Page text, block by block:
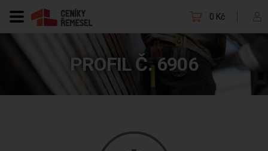
0 Kč
PROFIL Č. 6906